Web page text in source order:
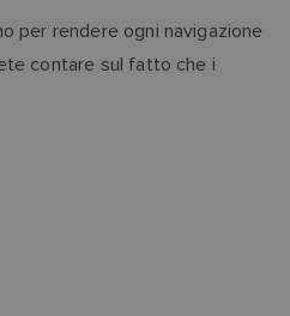
per rendere ogni navigazione
contare sul fatto che i